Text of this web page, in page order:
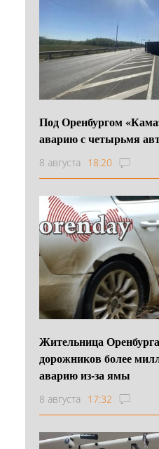
Под Оренбургом
аварию с четырьмя
8 августа 18:20
Жительница
дорожников более
аварию из-за ямы
8 августа 17:32